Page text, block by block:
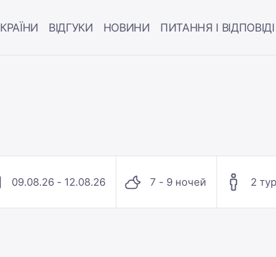
КРАЇНИ ВІДГУКИ НОВИНИ ПИТАННЯ І ВІДПОВІДІ
09.08.26 - 12.08.26 7 - 9 ночей 2